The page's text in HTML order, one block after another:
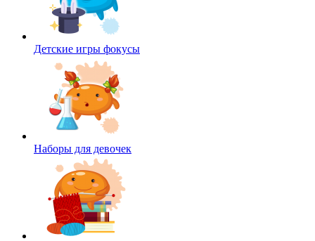
Детские игры фокусы
Наборы для девочек